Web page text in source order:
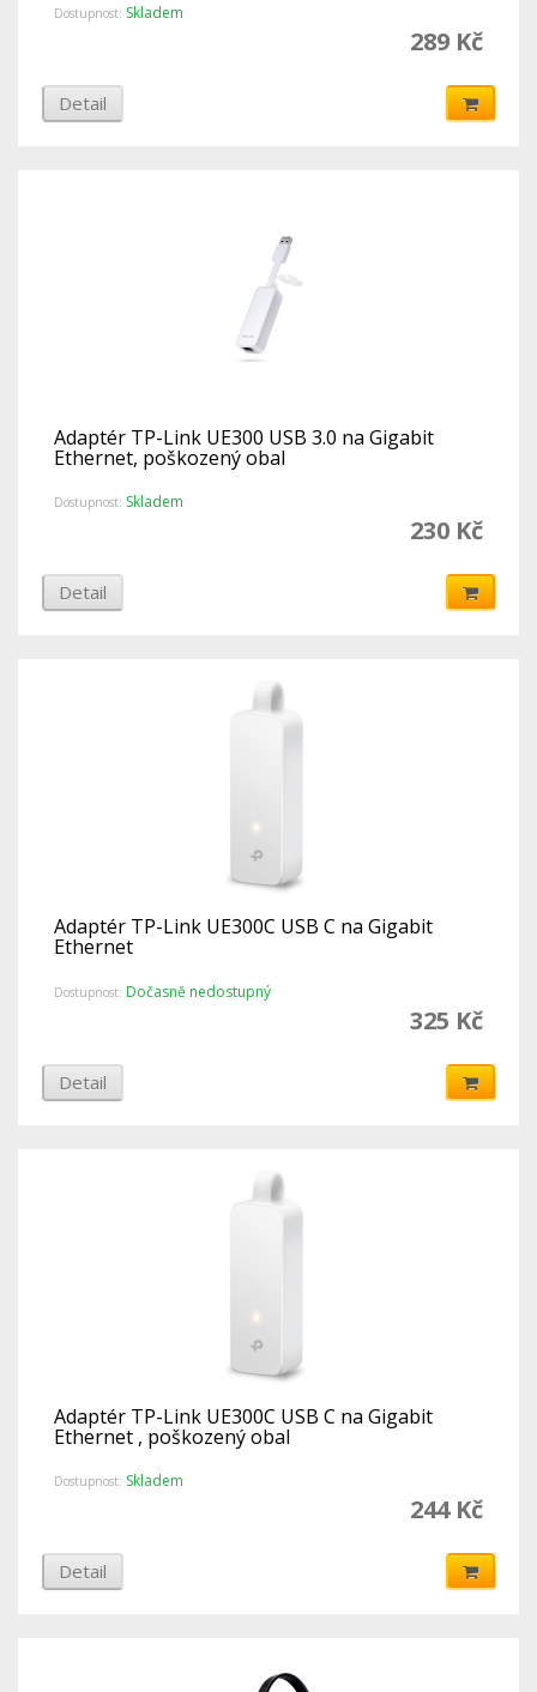
Dostupnost: Skladem
289 Kč
Detail
Adaptér TP-Link UE300 USB 3.0 na Gigabit
Ethernet, poškozený obal
Dostupnost: Skladem
230 Kč
Detail
Adaptér TP-Link UE300C USB C na Gigabit
Ethernet
Dostupnost: Dočasně nedostupný
325 Kč
Detail
Adaptér TP-Link UE300C USB C na Gigabit
Ethernet , poškozený obal
Dostupnost: Skladem
244 Kč
Detail